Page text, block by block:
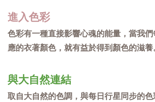
進入色彩
色彩有一種直接影響心魂的能量，當我
應的衣著顏色，就有益於得到顏色的滋養
與大自然連結
取自大自然的色調，與每日行星同步的